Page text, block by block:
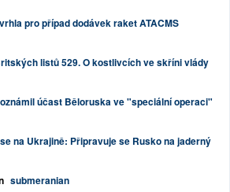
pro případ dodávek raket ATACMS
listů 529. O kostlivcích ve skříni vlády
účast Běloruska ve "speciální operaci"
na Ukrajině: Připravuje se Rusko na jaderný
submeranian